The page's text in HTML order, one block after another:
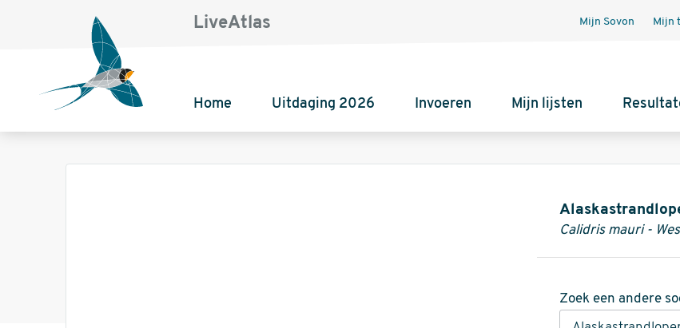
LiveAtlas Mijn Sovon Mijn
Home Uitdaging 2026 Invoeren Mijn lijsten
Informatie
Calidris mauri -
Zoek een andere